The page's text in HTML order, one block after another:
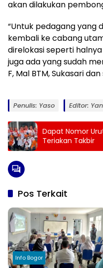
akan dilakukan
“Untuk pedagang yang
kembali ke cabang
direlokasi seperti
juga ada yang sudah
F, Mal BTM, Sukasari
Penulis: Yaso Editor:
Dapat Nomor
Teriakan Takbir
Pos Terkait
Info Bogor